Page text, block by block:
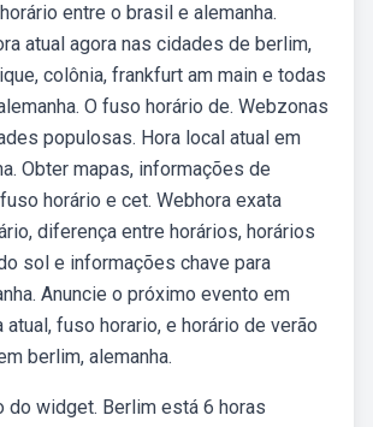
entre o brasil e alemanha.
atual agora nas cidades de berlim,
colônia, frankfurt am main e todas
O fuso horário de. Webzonas
populosas. Hora local atual em
Obter mapas, informações de
horário e cet. Webhora exata
diferença entre horários, horários
sol e informações chave para
Anuncie o próximo evento em
atual, fuso horario, e horário de verão
berlim, alemanha.
do widget. Berlim está 6 horas